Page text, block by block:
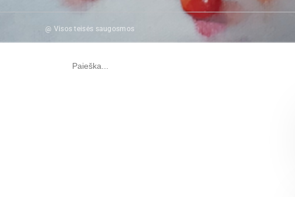
@ Visos teisės saugosmos